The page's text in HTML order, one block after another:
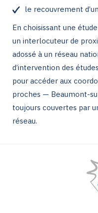
le recouvrement
En choisissant une
un interlocuteur de
adossé à un réseau
d’intervention des
pour accéder aux
proches — Beaumont-
toujours couvertes par
réseau.